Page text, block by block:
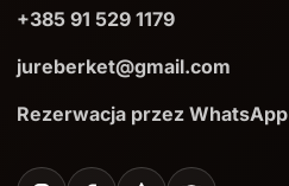
+385 91 529 1179
jureberket@gmail.com
Rezerwacja przez WhatsApp